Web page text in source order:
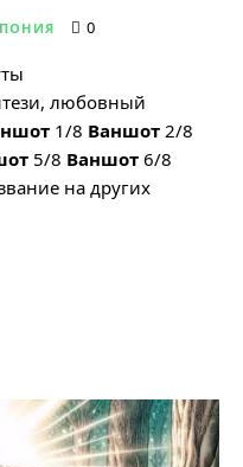
0
любовный
1/8 Ваншот 2/8
5/8 Ваншот 6/8
на других